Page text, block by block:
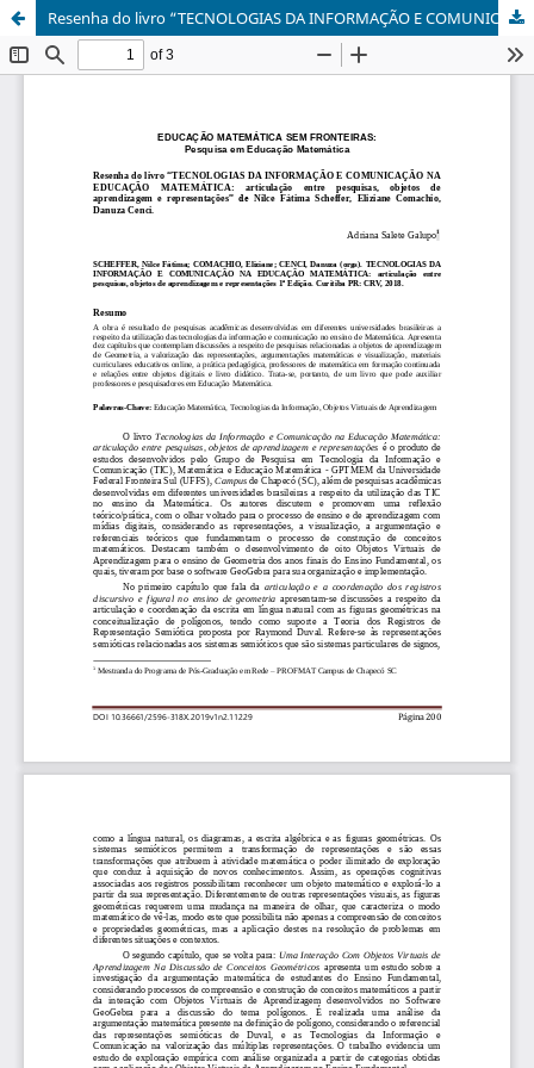
Resenha do livro “TECNOLOGIAS DA INFORMAÇÃO E COMUNICAÇÃO NA EDUCAÇÃO MATEMÁTICA: articulação entre pesquisas, objetos de aprendizagem e representações".